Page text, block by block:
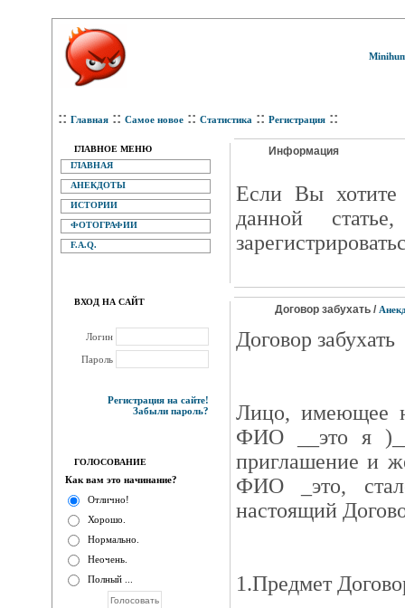
:: Главная :: Самое новое :: Статистика :: Регистрация ::
ГЛАВНОЕ МЕНЮ
ГЛАВНАЯ
АНЕКДОТЫ
ИСТОРИИ
ФОТОГРАФИИ
F.A.Q.
ВХОД НА САЙТ
Логин
Пароль
Регистрация на сайте!
Забыли пароль?
ГОЛОСОВАНИЕ
Как вам это начинание?
Отлично!
Хорошо.
Нормально.
Неочень.
Полный ...
Информация
Eсли Вы хотите
данной
Договор забухать /
Договор забухать
Лицо, имеющее
ФИО __это я
приглашение и
ФИО _это,
настоящий
1.Предмет